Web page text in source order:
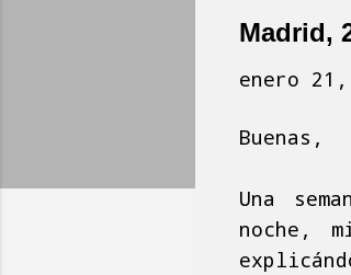
Madrid,
enero 21,
Buenas,
Una
noche,